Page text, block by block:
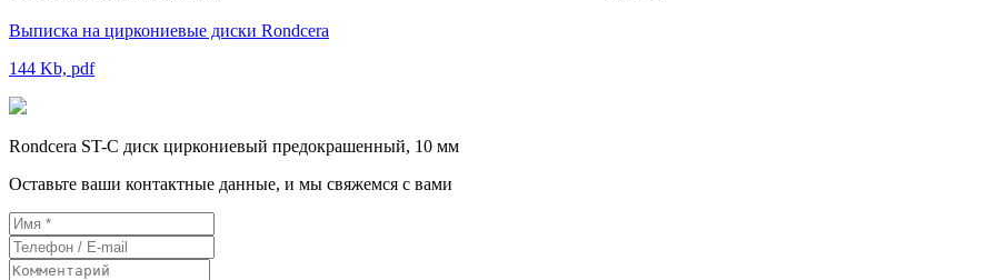
Выписка на циркониевые диски Rondcera
144 Kb, pdf
Rondcera ST-C диск циркониевый предокрашенный, 10 мм
Оставьте ваши контактные данные, и мы свяжемся с вами